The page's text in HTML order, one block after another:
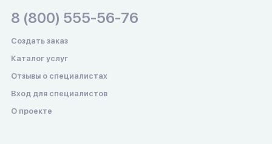
Создать заказ
Каталог услуг
Отзывы о специалистах
Вход для специалистов
О проекте
8 (800) 555-56-76